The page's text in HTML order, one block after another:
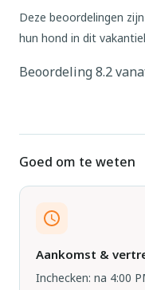
Deze beoordelingen
hun hond in dit
Beoordeling 8.2
Goed om te weten
Aankomst &
Inchecken: na 4:00